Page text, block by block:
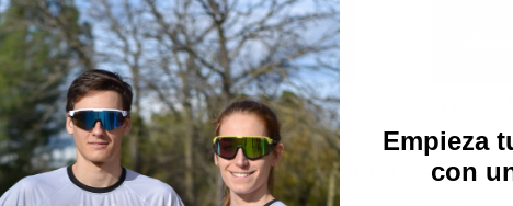
Envío rápido y gratis
Pago 100% seguro
Calidad Premium
Empieza
con